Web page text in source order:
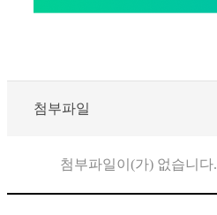
첨부파일
첨부파일이(가) 없습니다.